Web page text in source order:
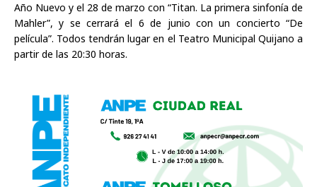
Año Nuevo y el 28 de marzo con “Titan. La primera sinfonía de
Mahler”, y se cerrará el 6 de junio con un concierto “De
película”. Todos tendrán lugar en el Teatro Municipal Quijano a
partir de las 20:30 horas.